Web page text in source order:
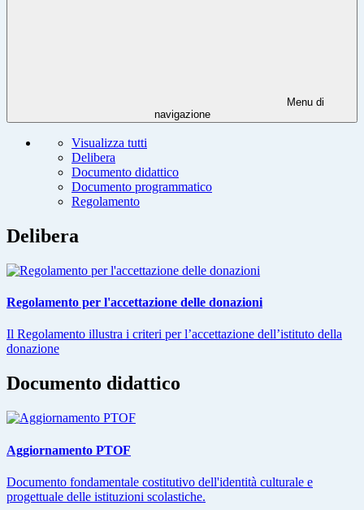
Menu di
navigazione
Visualizza tutti
Delibera
Documento didattico
Documento programmatico
Regolamento
Delibera
Regolamento per l'accettazione delle donazioni
Il Regolamento illustra i criteri per l’accettazione dell’istituto della
donazione
Documento didattico
Aggiornamento PTOF
Documento fondamentale costitutivo dell'identità culturale e
progettuale delle istituzioni scolastiche.